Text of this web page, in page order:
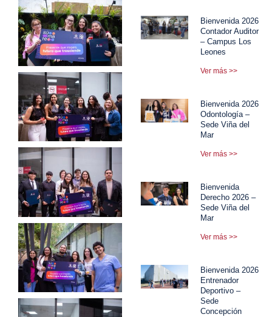
Bienvenida 2026
Contador Auditor
– Campus Los
Leones
Ver más >>
Bienvenida 2026
Odontología –
Sede Viña del
Mar
Ver más >>
Bienvenida
Derecho 2026 –
Sede Viña del
Mar
Ver más >>
Bienvenida 2026
Entrenador
Deportivo –
Sede
Concepción